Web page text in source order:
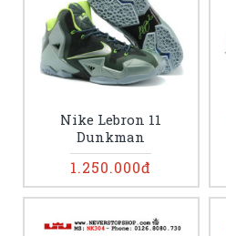
Nike Lebron 11
Dunkman
1.250.000đ